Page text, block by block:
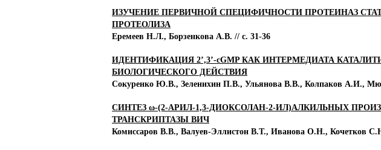
ИЗУЧЕНИЕ ПЕРВИЧНОЙ СПЕЦИФИЧНОСТИ ПРОТЕИНАЗ
ПРОТЕОЛИЗА
Еремеев Н.Л., Борзенкова А.В. // с. 31-36
ИДЕНТИФИКАЦИЯ 2’,3’-cGMP КАК ИНТЕРМЕДИАТА
БИОЛОГИЧЕСКОГО ДЕЙСТВИЯ
Сокуренко Ю.В., Зеленихин П.В., Ульянова В.В., Колпаков А.И.,
СИНТЕЗ ω-(2-АРИЛ-1,3-ДИОКСОЛАН-2-ИЛ)АЛКИЛЬНЫХ
ТРАНСКРИПТАЗЫ ВИЧ
Комиссаров В.В., Валуев-Эллистон В.Т., Иванова О.Н., Кочетков